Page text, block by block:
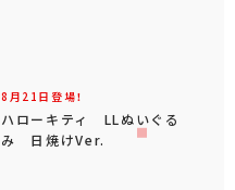
8月21日登場！
ハローキティ LLぬいぐる
み 日焼けVer.